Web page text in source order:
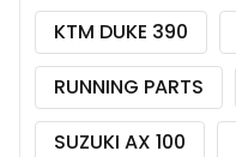
KTM DUKE 390
RUNNING PARTS
SUZUKI AX 100